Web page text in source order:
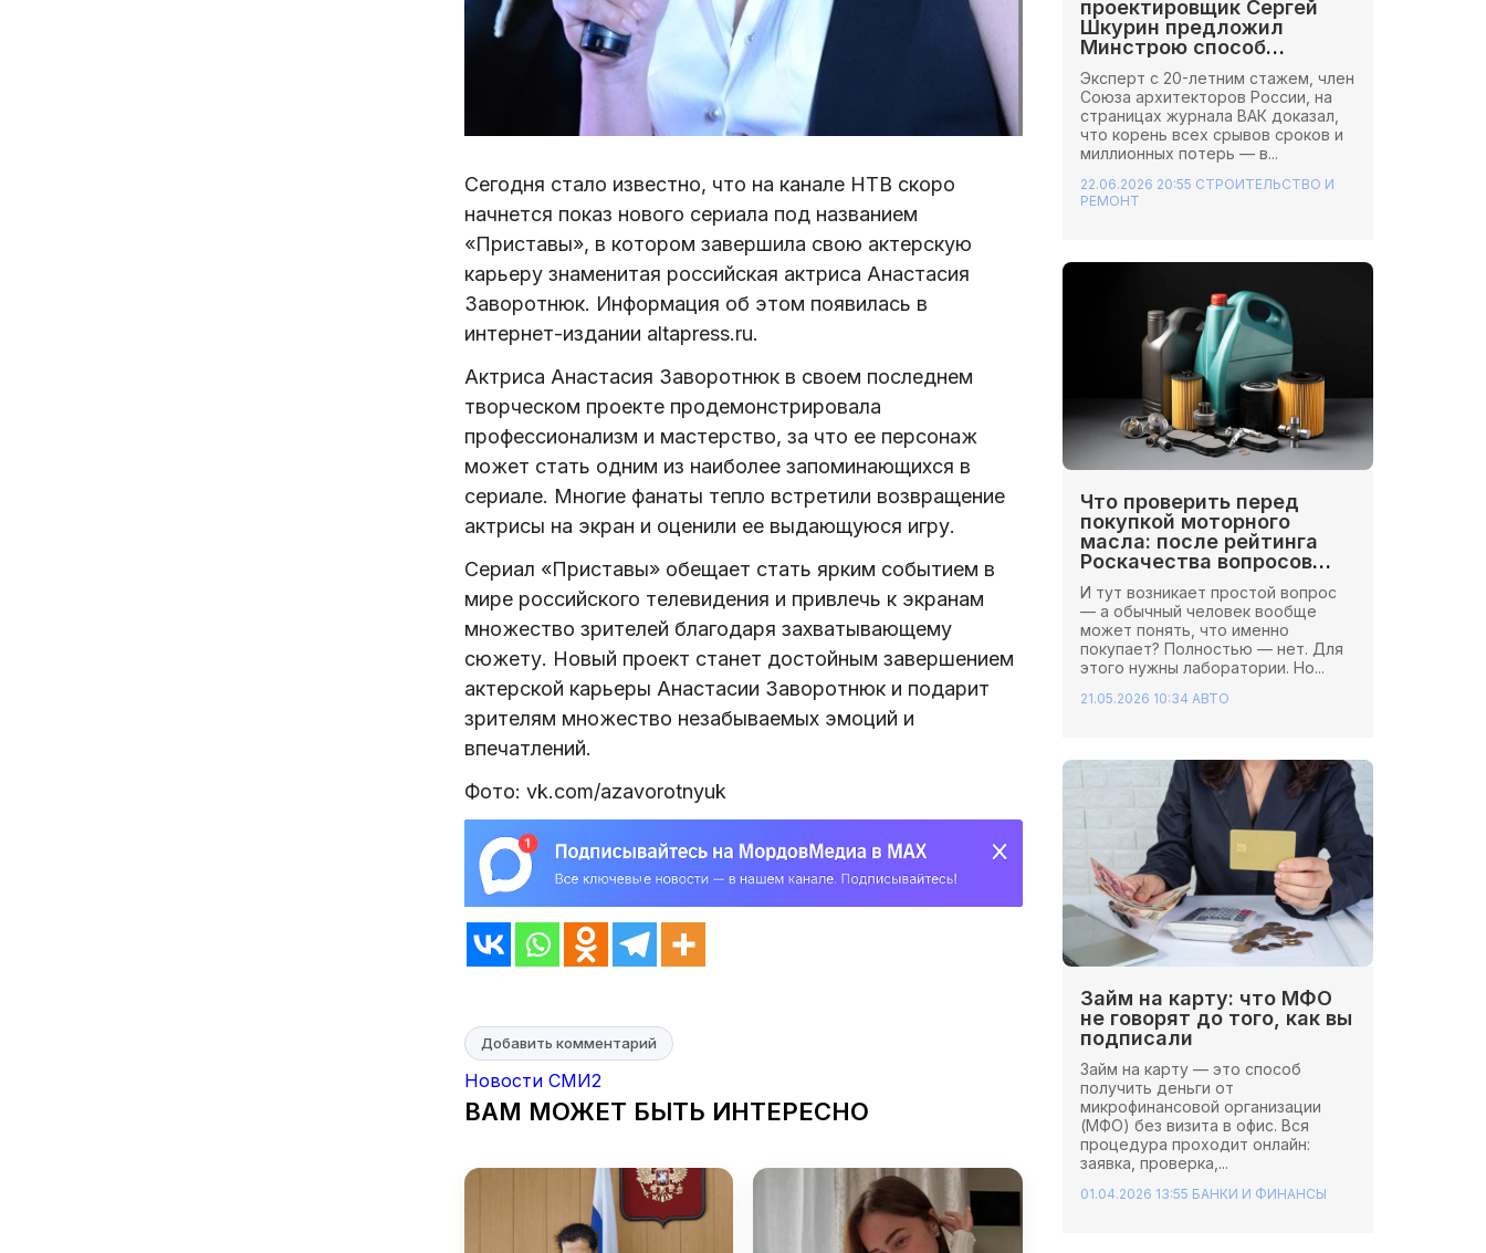
Сегодня стало известно, что на канале НТВ скоро
начнется показ нового сериала под названием
«Приставы», в котором завершила свою актерскую
карьеру знаменитая российская актриса Анастасия
Заворотнюк. Информация об этом появилась в
интернет-издании altapress.ru.
Актриса Анастасия Заворотнюк в своем последнем
творческом проекте продемонстрировала
профессионализм и мастерство, за что ее персонаж
может стать одним из наиболее запоминающихся в
сериале. Многие фанаты тепло встретили возвращение
актрисы на экран и оценили ее выдающуюся игру.
Сериал «Приставы» обещает стать ярким событием в
мире российского телевидения и привлечь к экранам
множество зрителей благодаря захватывающему
сюжету. Новый проект станет достойным завершением
актерской карьеры Анастасии Заворотнюк и подарит
зрителям множество незабываемых эмоций и
впечатлений.
Фото: vk.com/azavorotnyuk
Добавить комментарий
Новости СМИ2
ВАМ МОЖЕТ БЫТЬ ИНТЕРЕСНО
проектировщик Сергей
Шкурин предложил
Минстрою способ
сэкономить миллионы на
стройках
Эксперт с 20-летним стажем, член
Союза архитекторов России, на
страницах журнала ВАК доказал,
что корень всех срывов сроков и
миллионных потерь — в...
22.06.2026 20:55 СТРОИТЕЛЬСТВО И
РЕМОНТ
Что проверить перед
покупкой моторного
масла: после рейтинга
Роскачества вопросов
стало больше
И тут возникает простой вопрос
— а обычный человек вообще
может понять, что именно
покупает? Полностью — нет. Для
этого нужны лаборатории. Но...
21.05.2026 10:34 АВТО
Займ на карту: что МФО
не говорят до того, как вы
подписали
Займ на карту — это способ
получить деньги от
микрофинансовой организации
(МФО) без визита в офис. Вся
процедура проходит онлайн:
заявка, проверка,...
01.04.2026 13:55 БАНКИ И ФИНАНСЫ